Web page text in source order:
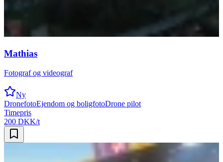
Mathias
Fotograf og videograf
Ny
DronefotoEjendom og boligfotoDrone pilot
Timepris
200 DKK/t